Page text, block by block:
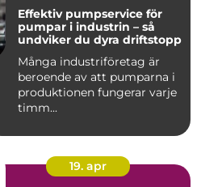
Effektiv pumpservice för
pumpar i industrin – så
undviker du dyra driftstopp
Många industriföretag är
beroende av att pumparna i
produktionen fungerar varje
timm...
19. apr